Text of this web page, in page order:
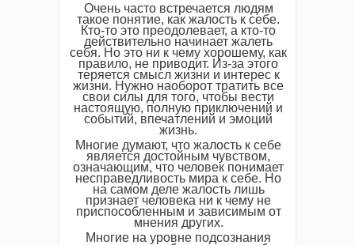
Очень часто встречается людям
такое понятие, как жалость к себе.
Кто-то это преодолевает, а кто-то
действительно начинает жалеть
себя. Но это ни к чему хорошему, как
правило, не приводит. Из-за этого
теряется смысл жизни и интерес к
жизни. Нужно наоборот тратить все
свои силы для того, чтобы вести
настоящую, полную приключений и
событий, впечатлений и эмоций
жизнь.
Многие думают, что жалость к себе
является достойным чувством,
означающим, что человек понимает
несправедливость мира к себе. Но
на самом деле жалость лишь
признает человека ни к чему не
приспособленным и зависимым от
мнения других.
Многие на уровне подсознания